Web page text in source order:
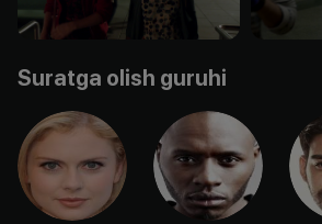
Suratga olish guruhi